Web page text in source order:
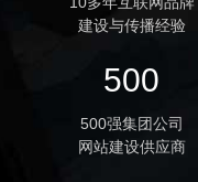
建设与传播经验
500
500强集团公司
网站建设供应商